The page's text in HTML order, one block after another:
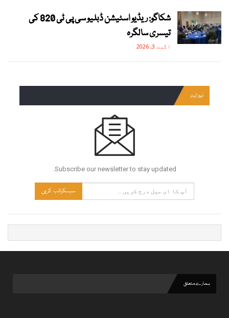
شکاگو: ریڈیو اسٹیشن ڈبلیو سی پی ٹی 820 کی
تیسری سالگرہ
اگست 3, 2026
نیوز لیٹر
Subscribe our newsletter to stay updated.
سبسکرائب کریں
ہمارے متعلق